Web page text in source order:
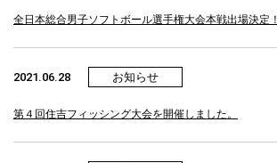
全日本総合男子ソフトボール選手権大会本戦出場決定！
2021.06.28 お知らせ
第４回住吉フィッシング大会を開催しました。